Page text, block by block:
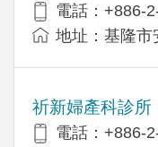
電話：+886-
地址：基隆市
祈新婦產科診所
電話：+886-